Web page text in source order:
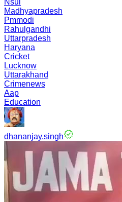
Nsui
Madhyapradesh
Pmmodi
Rahulgandhi
Uttarpradesh
Haryana
Cricket
Lucknow
Uttarakhand
Crimenews
Aap
Education
dhananjay.singh